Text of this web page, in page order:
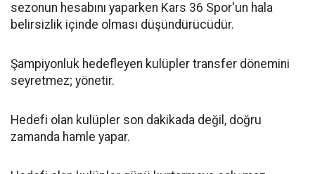
sezonun hesabını yaparken Kars 36 Spor'un hala
belirsizlik içinde olması düşündürücüdür.
Şampiyonluk hedefleyen kulüpler transfer dönemini
seyretmez; yönetir.
Hedefi olan kulüpler son dakikada değil, doğru
zamanda hamle yapar.